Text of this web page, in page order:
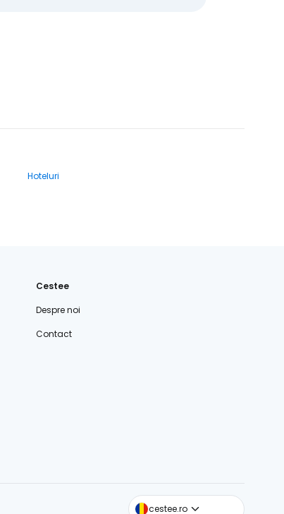
Hoteluri
Cestee
Despre noi
Contact
cestee.ro
cestee.com